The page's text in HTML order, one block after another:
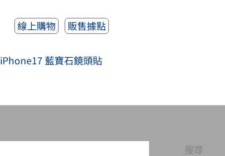
線上購物 販售據點
iPhone17 藍寶石鏡頭貼
搜尋